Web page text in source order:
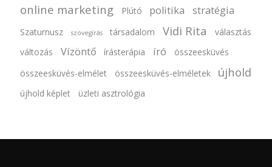
online marketing Plútó politika stratégia
Szaturnusz szövegírás társadalom Vidi Rita
választás
változás
Vízöntő írásterápia író
összeesküvés
összeesküvés-elmélet
összeesküvés-elméletek újhold
újhold képlet üzleti asztrológia